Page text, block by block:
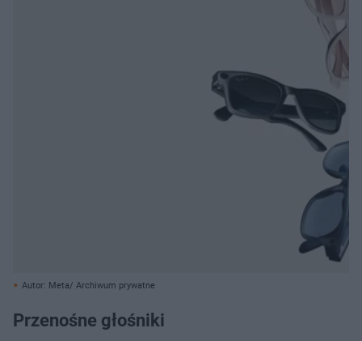
Autor: Meta/ Archiwum prywatne
Przenośne głośniki